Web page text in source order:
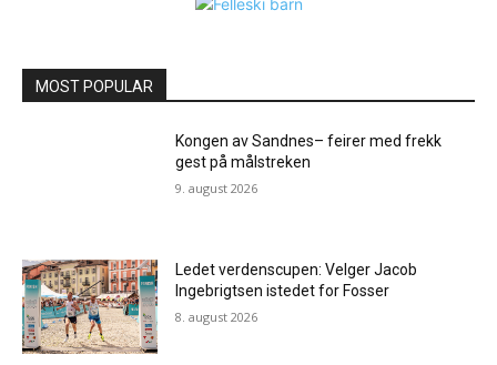
MOST POPULAR
Kongen av Sandnes– feirer med frekk
gest på målstreken
9. august 2026
Ledet verdenscupen: Velger Jacob
Ingebrigtsen istedet for Fosser
8. august 2026